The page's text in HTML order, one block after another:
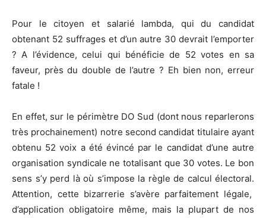
Pour le citoyen et salarié lambda, qui du candidat
obtenant 52 suffrages et d’un autre 30 devrait l’emporter
? A l’évidence, celui qui bénéficie de 52 votes en sa
faveur, près du double de l’autre ? Eh bien non, erreur
fatale !
En effet, sur le périmètre DO Sud (dont nous reparlerons
très prochainement) notre second candidat titulaire ayant
obtenu 52 voix a été évincé par le candidat d’une autre
organisation syndicale ne totalisant que 30 votes. Le bon
sens s’y perd là où s’impose la règle de calcul électoral.
Attention, cette bizarrerie s’avère parfaitement légale,
d’application obligatoire même, mais la plupart de nos